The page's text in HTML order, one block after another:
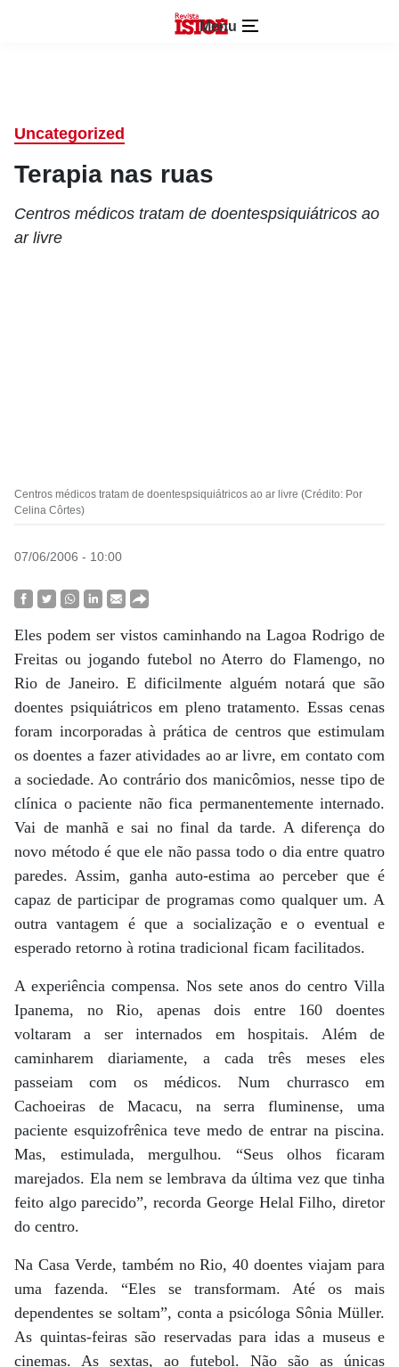
Menu
Uncategorized
Terapia nas ruas
Centros médicos tratam de doentespsiquiátricos ao
ar livre
Centros médicos tratam de doentespsiquiátricos ao ar livre (Crédito: Por
Celina Côrtes)
07/06/2006 - 10:00
Eles podem ser vistos caminhando na Lagoa Rodrigo de
Freitas ou jogando futebol no Aterro do Flamengo, no
Rio de Janeiro. E dificilmente alguém notará que são
doentes psiquiátricos em pleno tratamento. Essas cenas
foram incorporadas à prática de centros que estimulam
os doentes a fazer atividades ao ar livre, em contato com
a sociedade. Ao contrário dos manicômios, nesse tipo de
clínica o paciente não fica permanentemente internado.
Vai de manhã e sai no final da tarde. A diferença do
novo método é que ele não passa todo o dia entre quatro
paredes. Assim, ganha auto-estima ao perceber que é
capaz de participar de programas como qualquer um. A
outra vantagem é que a socialização e o eventual e
esperado retorno à rotina tradicional ficam facilitados.
A experiência compensa. Nos sete anos do centro Villa
Ipanema, no Rio, apenas dois entre 160 doentes
voltaram a ser internados em hospitais. Além de
caminharem diariamente, a cada três meses eles
passeiam com os médicos. Num churrasco em
Cachoeiras de Macacu, na serra fluminense, uma
paciente esquizofrênica teve medo de entrar na piscina.
Mas, estimulada, mergulhou. “Seus olhos ficaram
marejados. Ela nem se lembrava da última vez que tinha
feito algo parecido”, recorda George Helal Filho, diretor
do centro.
Na Casa Verde, também no Rio, 40 doentes viajam para
uma fazenda. “Eles se transformam. Até os mais
dependentes se soltam”, conta a psicóloga Sônia Müller.
As quintas-feiras são reservadas para idas a museus e
cinemas. As sextas, ao futebol. Não são as únicas